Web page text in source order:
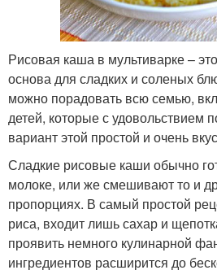
Рисовая каша в мультиварке –
основа для сладких и соленых
можно порадовать всю семью,
детей, которые с удовольствием
вариант этой простой и очень
Сладкие рисовые каши обычно
молоке, или же смешивают то и
пропорциях. В самый простой
риса, входит лишь сахар и
проявить немного кулинарной
ингредиентов расширится до